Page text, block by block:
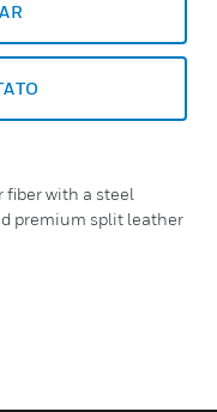
fiber with a steel
premium split leather